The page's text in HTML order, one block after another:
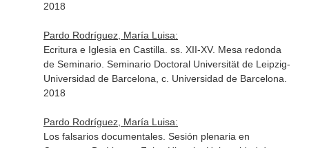
2018
Pardo Rodríguez, María Luisa:
Ecritura e Iglesia en Castilla. ss. XII-XV. Mesa redonda
de Seminario. Seminario Doctoral Universität de Leipzig-
Universidad de Barcelona, c. Universidad de Barcelona.
2018
Pardo Rodríguez, María Luisa:
Los falsarios documentales. Sesión plenaria en